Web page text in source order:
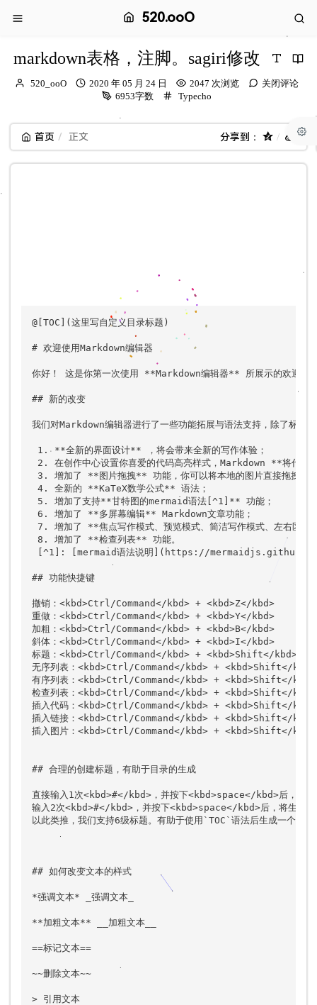
520.ooO
markdown表格，注脚。sagiri修改
博
520_ooO
发
间：
2020 年 05 月 24 日 2047 次浏览
关闭评论
6953字数
分
Typecho
首页 正文 分享到：
@[TOC](这里写自定义目录标题)
# 欢迎使用Markdown编辑器
你好！ 这是你第一次使用 **Markdown编辑器** 所展示的欢迎页
## 新的改变
我们对Markdown编辑器进行了一些功能拓展与语法支持，除了标准
1. **全新的界面设计** ，将会带来全新的写作体验；
2. 在创作中心设置你喜爱的代码高亮样式，Markdown **将代码
3. 增加了 **图片拖拽** 功能，你可以将本地的图片直接拖拽到
4. 全新的 **KaTeX数学公式** 语法；
5. 增加了支持**甘特图的mermaid语法[^1]** 功能；
6. 增加了 **多屏幕编辑** Markdown文章功能；
7. 增加了 **焦点写作模式、预览模式、简洁写作模式、左右区域
8. 增加了 **检查列表** 功能。
[^1]: [mermaid语法说明](https://
## 功能快捷键
撤销：<kbd>Ctrl/Command</kbd> + <kbd>Z</kbd>
重做：<kbd>Ctrl/Command</kbd> + <kbd>Y</kbd>
加粗：<kbd>Ctrl/Command</kbd> + <kbd>B</kbd>
斜体：<kbd>Ctrl/Command</kbd> + <kbd>I</kbd>
标题：<kbd>Ctrl/Command</kbd> + <kbd>Shift</kbd> +
无序列表：<kbd>Ctrl/Command</kbd> + <kbd>Shift</
有序列表：<kbd>Ctrl/Command</kbd> + <kbd>Shift</
检查列表：<kbd>Ctrl/Command</kbd> + <kbd>Shift</
插入代码：<kbd>Ctrl/Command</kbd> + <kbd>Shift</
插入链接：<kbd>Ctrl/Command</kbd> + <kbd>Shift</
插入图片：<kbd>Ctrl/Command</kbd> + <kbd>Shift</
## 合理的创建标题，有助于目录的生成
直接输入1次<kbd>#</kbd>，并按下<kbd>space</kbd>后，将生
输入2次<kbd>#</kbd>，并按下<kbd>space</kbd>后，将生成2
以此类推，我们支持6级标题。有助于使用`TOC`语法后生成一个完美
## 如何改变文本的样式
*强调文本* _强调文本_
**加粗文本** __加粗文本__
==标记文本==
~~删除文本~~
> 引用文本